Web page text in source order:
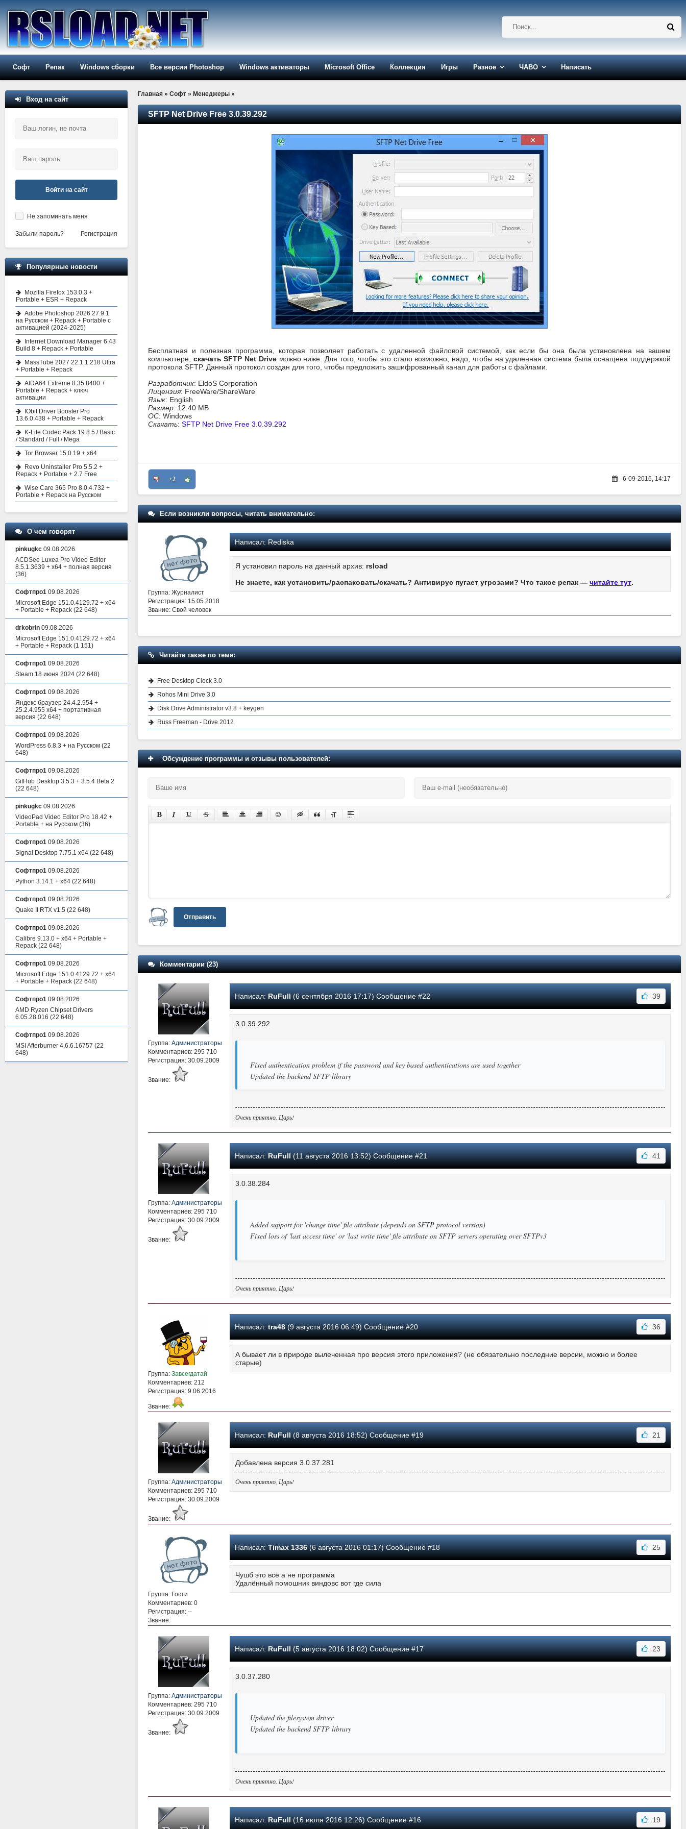
Софт Репак Windows сборки Все версии Photoshop Windows активаторы Microsoft Office Коллекция Игры Разное ЧАВО Написать
Главная » Софт » Менеджеры »
SFTP Net Drive Free 3.0.39.292
Бесплатная и полезная программа, которая позволяет работать с удаленной файловой системой, как если бы она была установлена на вашем
компьютере, скачать SFTP Net Driveможно ниже. Для того, чтобы это стало возможно, надо, чтобы на удаленная система была оснащена поддержкой
протокола SFTP. Данный протокол создан для того, чтобы предложить зашифрованный канал для работы с файлами.
Разработчик: EldoS Corporation
Лицензия: FreeWare/ShareWare
Язык: English
Размер: 12.40 MB
ОС: Windows
Скачать: SFTP Net Drive Free 3.0.39.292
+2 6-09-2016, 14:17
Если возникли вопросы, читать внимательно:
Группа: Журналист
Регистрация: 15.05.2018
Звание: Свой человек
Написал:Rediska
Я установил пароль на данный архив: rsload
Не знаете, как установить/распаковать/скачать? Антивирус пугает угрозами? Что такое репак — читайте тут.
Читайте также по теме:
Free Desktop Clock 3.0
Rohos Mini Drive 3.0
Disk Drive Administrator v3.8 + keygen
Russ Freeman - Drive 2012
Обсуждение программы и отзывы пользователей:
Отправить
Комментарии (23)
Группа: Администраторы
Комментариев: 295 710
Регистрация: 30.09.2009
Звание:
Написал: RuFull(6 сентября 2016 17:17) Сообщение #22 39
3.0.39.292
Fixed authentication problem if the password and key based authentications are used together
Updated the backend SFTP library
Очень приятно, Царь!
Группа: Администраторы
Комментариев: 295 710
Регистрация: 30.09.2009
Звание:
Написал: RuFull(11 августа 2016 13:52) Сообщение #21 41
3.0.38.284
Added support for 'change time' file attribute (depends on SFTP protocol version)
Fixed loss of 'last access time' or 'last write time' file attribute on SFTP servers operating over SFTPv3
Очень приятно, Царь!
Группа: Завсегдатай
Комментариев: 212
Регистрация: 9.06.2016
Звание:
Написал: tra48(9 августа 2016 06:49) Сообщение #20 36
А бывает ли в природе вылеченная про версия этого приложения? (не обязательно последние версии, можно и более
старые)
Группа: Администраторы
Комментариев: 295 710
Регистрация: 30.09.2009
Звание:
Написал: RuFull(8 августа 2016 18:52) Сообщение #19 21
Добавлена версия 3.0.37.281
Очень приятно, Царь!
Группа: Гости
Комментариев: 0
Регистрация: --
Звание:
Написал: Timax 1336(6 августа 2016 01:17) Сообщение #18 25
Чушб это всё а не программа
Удалённый помошник виндовс вот где сила
Группа: Администраторы
Комментариев: 295 710
Регистрация: 30.09.2009
Звание:
Написал: RuFull(5 августа 2016 18:02) Сообщение #17 23
3.0.37.280
Updated the filesystem driver
Updated the backend SFTP library
Очень приятно, Царь!
Написал: RuFull(16 июля 2016 12:26) Сообщение #16 19
Вход на сайт
Войти на сайт
Не запоминать меня
Забыли пароль? Регистрация
Популярные новости
Mozilla Firefox 153.0.3 +
Portable + ESR + Repack
Adobe Photoshop 2026 27.9.1
на Русском + Repack + Portable с
активацией (2024-2025)
Internet Download Manager 6.43
Build 8 + Repack + Portable
MassTube 2027 22.1.1.218 Ultra
+ Portable + Repack
AIDA64 Extreme 8.35.8400 +
Portable + Repack + ключ
активации
IObit Driver Booster Pro
13.6.0.438 + Portable + Repack
K-Lite Codec Pack 19.8.5 / Basic
/ Standard / Full / Mega
Tor Browser 15.0.19 + x64
Revo Uninstaller Pro 5.5.2 +
Repack + Portable + 2.7 Free
Wise Care 365 Pro 8.0.4.732 +
Portable + Repack на Русском
О чем говорят
pinkugkc 09.08.2026
ACDSee Luxea Pro Video Editor
8.5.1.3639 + x64 + полная версия
(36)
Софтпро1 09.08.2026
Microsoft Edge 151.0.4129.72 + x64
+ Portable + Repack (22 648)
drkobrin 09.08.2026
Microsoft Edge 151.0.4129.72 + x64
+ Portable + Repack (1 151)
Софтпро1 09.08.2026
Steam 18 июня 2024 (22 648)
Софтпро1 09.08.2026
Яндекс браузер 24.4.2.954 +
25.2.4.955 x64 + портативная
версия (22 648)
Софтпро1 09.08.2026
WordPress 6.8.3 + на Русском (22
648)
Софтпро1 09.08.2026
GitHub Desktop 3.5.3 + 3.5.4 Beta 2
(22 648)
pinkugkc 09.08.2026
VideoPad Video Editor Pro 18.42 +
Portable + на Русском (36)
Софтпро1 09.08.2026
Signal Desktop 7.75.1 x64 (22 648)
Софтпро1 09.08.2026
Python 3.14.1 + x64 (22 648)
Софтпро1 09.08.2026
Quake II RTX v1.5 (22 648)
Софтпро1 09.08.2026
Calibre 9.13.0 + x64 + Portable +
Repack (22 648)
Софтпро1 09.08.2026
Microsoft Edge 151.0.4129.72 + x64
+ Portable + Repack (22 648)
Софтпро1 09.08.2026
AMD Ryzen Chipset Drivers
6.05.28.016 (22 648)
Софтпро1 09.08.2026
MSI Afterburner 4.6.6.16757 (22
648)